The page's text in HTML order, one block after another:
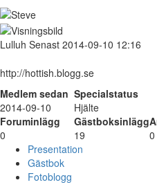
Lulluh Senast 2014-09-10 12:16
http://hottish.blogg.se
Medlem sedan Specialstatus
2014-09-10
Hjälte
Foruminlägg
Gästboksinlägg
0
19
0
Presentation
Gästbok
Fotoblogg